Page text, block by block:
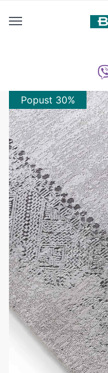
Popust 30%